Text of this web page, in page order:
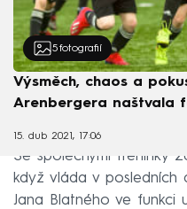
5 fotografií
Výsměch, chaos a
Arenbergera naštvala
15. dub 2021, 17:06
Se společnými tréninky
když vláda v posledních
Jana Blatného ve funkci